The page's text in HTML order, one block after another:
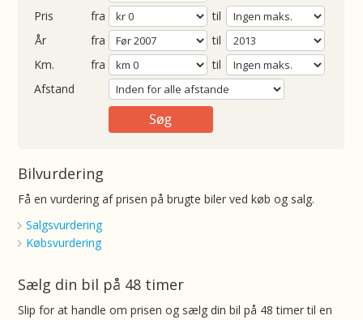
Pris
fra
til
fra
til
fra
til
Afstand
Bilvurdering
Få en vurdering af prisen på brugte biler ved køb og salg.
Salgsvurdering
Købsvurdering
Sælg din bil på 48 timer
Slip for at handle om prisen og sælg din bil på 48 timer til en